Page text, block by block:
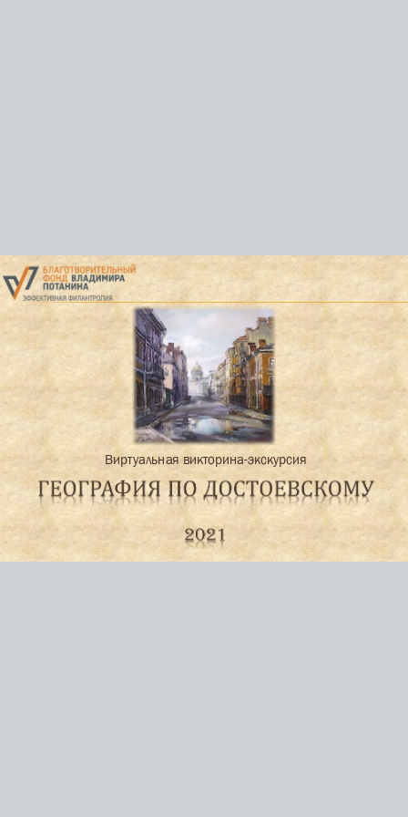
Виртуальная викторина-экскурсия